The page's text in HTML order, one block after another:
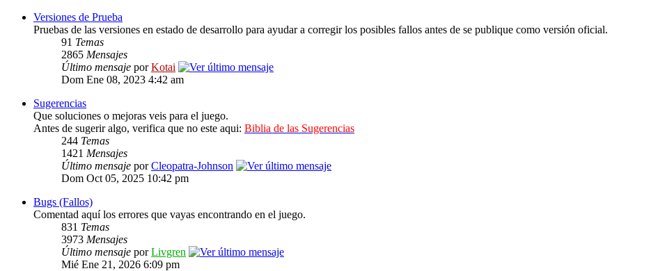
Versiones de Prueba
Pruebas de las versiones en estado de desarrollo para ayudar a corregir los posibles fallos antes de se publique como versión oficial.
91 Temas
2865 Mensajes
Último mensaje porKotai
Dom Ene 08, 2023 4:42 am
Sugerencias
Que soluciones o mejoras veis para el juego.
Antes de sugerir algo, verifica que no este aqui: Biblia de las Sugerencias
244 Temas
1421 Mensajes
Último mensaje porCleopatra-Johnson
Dom Oct 05, 2025 10:42 pm
Bugs (Fallos)
Comentad aquí los errores que vayas encontrando en el juego.
831 Temas
3973 Mensajes
Último mensaje porLivgren
Mié Ene 21, 2026 6:09 pm